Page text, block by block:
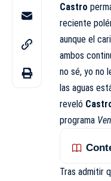
Castro
reciente
aunque el
ambos
no sé, yo no
las aguas
reveló
programa
Tras admitir